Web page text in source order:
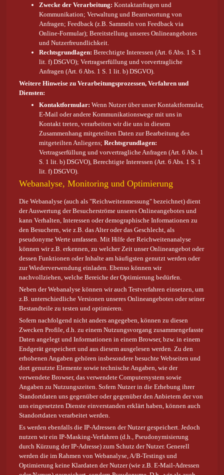
Zwecke der Verarbeitung: Kontaktanfragen und
Kommunikation; Verwaltung und Beantwortung von
Anfragen; Feedback (z.B. Sammeln von Feedback via
Online-Formular); Bereitstellung unseres Onlineangebotes
und Nutzerfreundlichkeit.
Rechtsgrundlagen: Berechtigte Interessen (Art. 6 Abs. 1 S. 1
lit. f) DSGVO); Vertragserfüllung und vorvertragliche
Anfragen (Art. 6 Abs. 1 S. 1 lit. b) DSGVO).
Weitere Hinweise zu Verarbeitungsprozessen, Verfahren und
Diensten:
Kontaktformular:Wenn Nutzer über unser Kontaktformular,
E-Mail oder andere Kommunikationswege mit uns in
Kontakt treten, verarbeiten wir die uns in diesem
Zusammenhang mitgeteilten Daten zur Bearbeitung des
mitgeteilten Anliegens;Rechtsgrundlagen:
Vertragserfüllung und vorvertragliche Anfragen (Art. 6 Abs. 1
S. 1 lit. b) DSGVO), Berechtigte Interessen (Art. 6 Abs. 1 S. 1
lit. f) DSGVO).
Webanalyse, Monitoring und Optimierung
Die Webanalyse (auch als "Reichweitenmessung" bezeichnet) dient
der Auswertung der Besucherströme unseres Onlineangebotes und
kann Verhalten, Interessen oder demographische Informationen zu
den Besuchern, wie z.B. das Alter oder das Geschlecht, als
pseudonyme Werte umfassen. Mit Hilfe der Reichweitenanalyse
können wir z.B. erkennen, zu welcher Zeit unser Onlineangebot oder
dessen Funktionen oder Inhalte am häufigsten genutzt werden oder
zur Wiederverwendung einladen. Ebenso können wir
nachvollziehen, welche Bereiche der Optimierung bedürfen.
Neben der Webanalyse können wir auch Testverfahren einsetzen, um
z.B. unterschiedliche Versionen unseres Onlineangebotes oder seiner
Bestandteile zu testen und optimieren.
Sofern nachfolgend nicht anders angegeben, können zu diesen
Zwecken Profile, d.h. zu einem Nutzungsvorgang zusammengefasste
Daten angelegt und Informationen in einem Browser, bzw. in einem
Endgerät gespeichert und aus diesem ausgelesen werden. Zu den
erhobenen Angaben gehören insbesondere besuchte Webseiten und
dort genutzte Elemente sowie technische Angaben, wie der
verwendete Browser, das verwendete Computersystem sowie
Angaben zu Nutzungszeiten. Sofern Nutzer in die Erhebung ihrer
Standortdaten uns gegenüber oder gegenüber den Anbietern der von
uns eingesetzten Dienste einverstanden erklärt haben, können auch
Standortdaten verarbeitet werden.
Es werden ebenfalls die IP-Adressen der Nutzer gespeichert. Jedoch
nutzen wir ein IP-Masking-Verfahren (d.h., Pseudonymisierung
durch Kürzung der IP-Adresse) zum Schutz der Nutzer. Generell
werden die im Rahmen von Webanalyse, A/B-Testings und
Optimierung keine Klardaten der Nutzer (wie z.B. E-Mail-Adressen